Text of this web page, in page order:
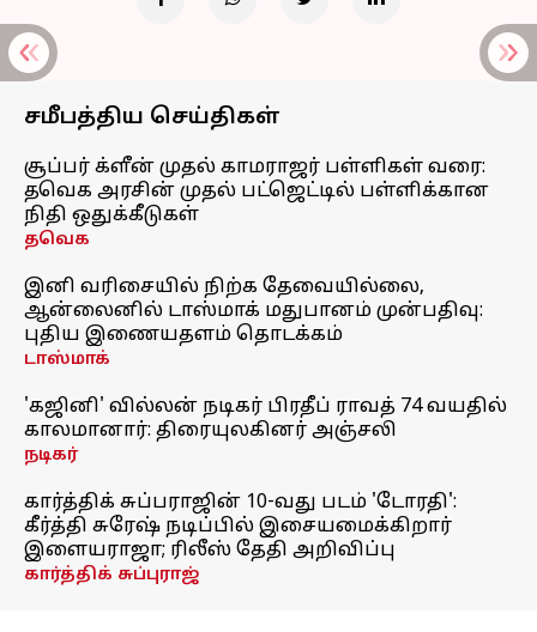
சமீபத்திய செய்திகள்
சூப்பர் க்ளீன் முதல் காமராஜர் பள்ளிகள் வரை:
தவெக அரசின் முதல் பட்ஜெட்டில் பள்ளிக்கான
நிதி ஒதுக்கீடுகள்
தவெக
இனி வரிசையில் நிற்க தேவையில்லை,
ஆன்லைனில் டாஸ்மாக் மதுபானம் முன்பதிவு:
புதிய இணையதளம் தொடக்கம்
டாஸ்மாக்
'கஜினி' வில்லன் நடிகர் பிரதீப் ராவத் 74 வயதில்
காலமானார்: திரையுலகினர் அஞ்சலி
நடிகர்
கார்த்திக் சுப்பராஜின் 10-வது படம் 'டோரதி':
கீர்த்தி சுரேஷ் நடிப்பில் இசையமைக்கிறார்
இளையராஜா; ரிலீஸ் தேதி அறிவிப்பு
கார்த்திக் சுப்புராஜ்